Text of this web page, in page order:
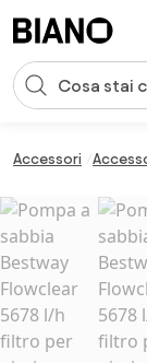
Input della ricerca
Accessori